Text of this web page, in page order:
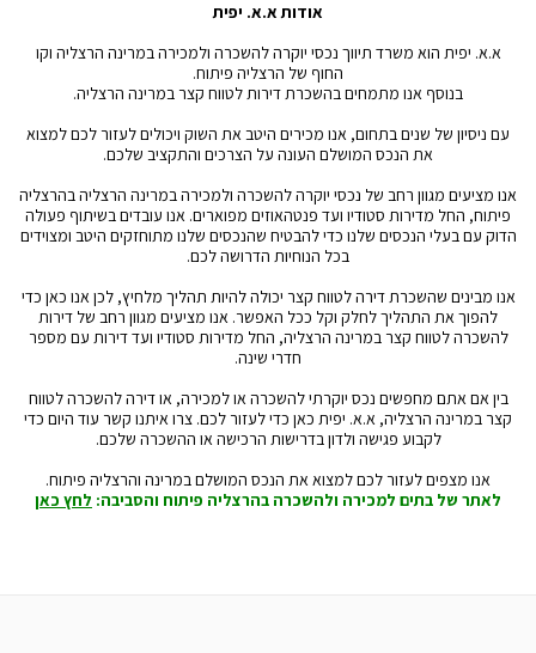
אודות א.א. יפית
א.א. יפית הוא משרד תיווך נכסי יוקרה להשכרה ולמכירה במרינה הרצליה וקו
החוף של הרצליה פיתוח.
בנוסף אנו מתמחים בהשכרת דירות לטווח קצר במרינה הרצליה.
עם ניסיון של שנים בתחום, אנו מכירים היטב את השוק ויכולים לעזור לכם למצוא
את הנכס המושלם העונה על הצרכים והתקציב שלכם.
אנו מציעים מגוון רחב של נכסי יוקרה להשכרה ולמכירה במרינה הרצליה בהרצליה
פיתוח, החל מדירות סטודיו ועד פנטהאוזים מפוארים. אנו עובדים בשיתוף פעולה
הדוק עם בעלי הנכסים שלנו כדי להבטיח שהנכסים שלנו מתוחזקים היטב ומצוידים
בכל הנוחיות הדרושה לכם.
אנו מבינים שהשכרת דירה לטווח קצר יכולה להיות תהליך מלחיץ, לכן אנו כאן כדי
להפוך את התהליך לחלק וקל ככל האפשר. אנו מציעים מגוון רחב של דירות
להשכרה לטווח קצר במרינה הרצליה, החל מדירות סטודיו ועד דירות עם מספר
חדרי שינה.
בין אם אתם מחפשים נכס יוקרתי להשכרה או למכירה, או דירה להשכרה לטווח
קצר במרינה הרצליה, א.א. יפית כאן כדי לעזור לכם. צרו איתנו קשר עוד היום כדי
לקבוע פגישה ולדון בדרישות הרכישה או ההשכרה שלכם.
אנו מצפים לעזור לכם למצוא את הנכס המושלם במרינה והרצליה פיתוח.
לאתר של בתים למכירה ולהשכרה בהרצליה פיתוח והסביבה:לחץ כאן